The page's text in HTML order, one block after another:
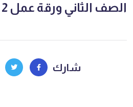
الصف الثاني ورقة عمل 2 اسلامية
شارك